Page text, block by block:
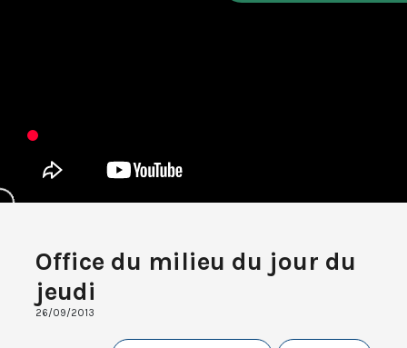
Office du milieu du jour du
jeudi
26/09/2013